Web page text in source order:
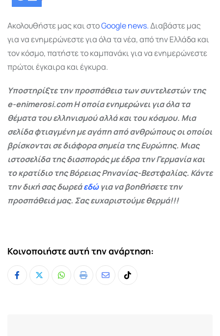
Ακολουθήστε μας και στοGooglenews.Διαβάστε μας
για να ενημερώνεστε για όλα τα νέα, από την Ελλάδα και
τον κόσμο, πατήστε το καμπανάκι για να ενημερώνεστε
πρώτοι έγκαιρα και έγκυρα.
Υποστηρίξτε την προσπάθεια των συντελεστών της
e-enimerosi.com Η οποία ενημερώνει για όλα τα
θέματα του ελληνισμού αλλά και του κόσμου. Μια
σελίδα φτιαγμένη με αγάπη από ανθρώπους οι οποίοι
βρίσκονται σε διάφορα σημεία της Ευρώπης. Μιας
ιστοσελίδα της διασποράς με έδρα την Γερμανία και
το κρατίδιο της Βόρειας Ρηνανίας-Βεστφαλίας. Κάντε
την δική σας δωρεάεδώγια να βοηθήσετε την
προσπάθειά μας. Σας ευχαριστούμε θερμά!!!
Κοινοποιήστε αυτή την ανάρτηση:
Whatsapp
Print
ShareTiktok